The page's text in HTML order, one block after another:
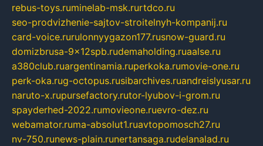
rebus-toys.ruminelab-msk.rurtdco.ru
seo-prodvizhenie-sajtov-stroitelnyh-kompanij.ru
card-voice.rurulonnyygazon177.rusnow-guard.ru
domizbrusa-9x12spb.rudemaholding.ruaalse.ru
a380club.ruargentinamia.ruperkoka.rumovie-one.ru
perk-oka.rug-octopus.rusibarchives.ruandreislyusar.ru
naruto-x.rupursefactory.rutor-lyubov-i-grom.ru
spayderhed-2022.rumovieone.ruevro-dez.ru
webamator.ruma-absolut1.ruavtopomosch27.ru
nv-750.runews-plain.runertansaga.rudelanalad.ru